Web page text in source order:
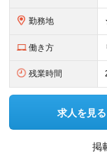
勤務地
働き方
残業時間
求人を見る
掲